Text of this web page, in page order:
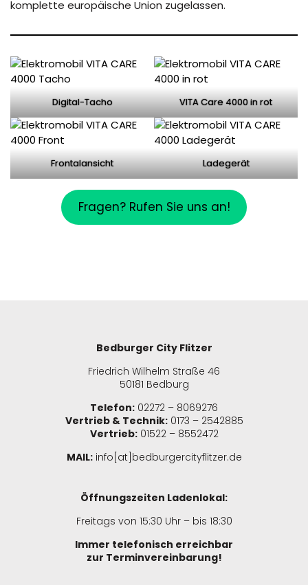
komplette europäische Union zugelassen.
Digital-Tacho VITA Care 4000 in rot
Frontalansicht Ladegerät
Fragen? Rufen Sie uns an!
Bedburger City Flitzer
Friedrich Wilhelm Straße 46
50181 Bedburg
Telefon: 02272 – 8069276
Vertrieb & Technik:0173 – 2542885
Vertrieb:01522 – 8552472
MAIL:info[at]bedburgercityflitzer.de
Öffnungszeiten Ladenlokal:
Freitags von 15:30 Uhr – bis 18:30
Immer telefonisch erreichbar
zur Terminvereinbarung!